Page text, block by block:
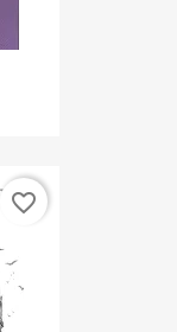
favorite_border